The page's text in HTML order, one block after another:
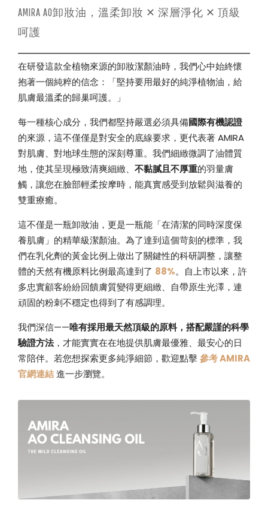
深
層
淨
化
頂
級
呵
護
AMIRA AO卸妝油，溫柔卸妝 ✕ 深層淨化 ✕ 頂級
呵護
在研發這款全植物來源的卸妝潔顏油時，我們心中始終懷
抱著一個純粹的信念：「堅持要用最好的純淨植物油，給
肌膚最溫柔的歸巢呵護。」
每一種核心成分，我們都堅持嚴選必須具備國際有機認證
的來源，這不僅僅是對安全的底線要求，更代表著 AMIRA
對肌膚、對地球生態的深刻尊重。我們細緻微調了油體質
地，使其呈現極致清爽細緻、 不黏膩且不厚重的羽量膚
觸，讓您在臉部輕柔按摩時，能真實感受到放鬆與滋養的
雙重療癒。
這不僅是一瓶卸妝油，更是一瓶能「在清潔的同時深度保
養肌膚」的精華級潔顏油。為了達到這個苛刻的標準，我
們在乳化劑的黃金比例上做出了關鍵性的科研調整，讓整
體的天然有機原料比例最高達到了 88%。自上市以來，許
多忠實顧客紛紛回饋膚質變得更細緻、自帶原生光澤，連
頑固的粉刺不穩定也得到了有感調理。
我們深信——唯有採用最天然頂級的原料，搭配嚴謹的科學
驗證方法，才能實實在在地提供肌膚最優雅、最安心的日
常陪伴。若您想探索更多純淨細節，歡迎點擊參考 AMIRA
官網連結進一步瀏覽。